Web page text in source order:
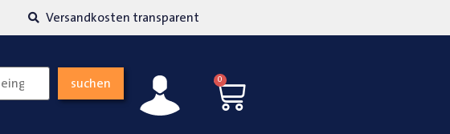
Versandkosten transparent
suchen 0